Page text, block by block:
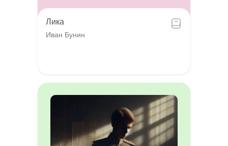
Лика
Иван Бунин